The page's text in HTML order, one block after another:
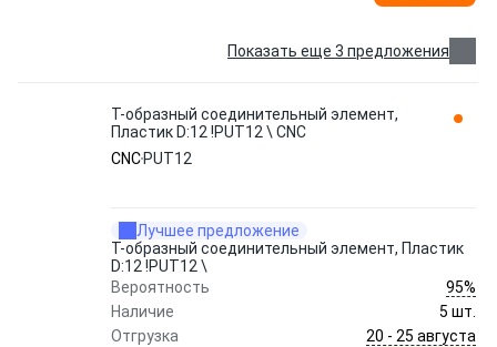
Показать еще 3 предложения
T-образный соединительный элемент,
Пластик D:12 !PUT12 \ CNC
CNC PUT12
Лучшее предложение
T-образный соединительный элемент, Пластик
D:12 !PUT12 \
Вероятность
95%
Наличие
5 шт.
Отгрузка
20 - 25 августа